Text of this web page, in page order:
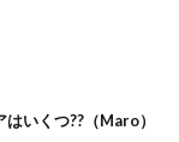
いくつ??（Maro）